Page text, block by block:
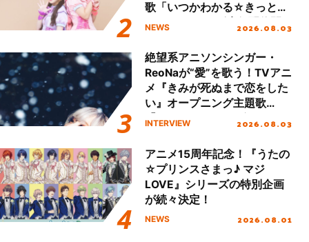
歌「いつかわかる☆きっとあ
える」TVサイズ先行配信開
NEWS 2026.08.03
絶望系アニソンシンガー・
ReoNaが“愛”を歌う！TVアニ
メ『きみが死ぬまで恋をした
い』オープニング主題歌
「Amore」インタビュー
INTERVIEW 2026.08.03
アニメ15周年記念！『うたの
☆プリンスさまっ♪ マジ
LOVE』シリーズの特別企画
が続々決定！
NEWS 2026.08.01